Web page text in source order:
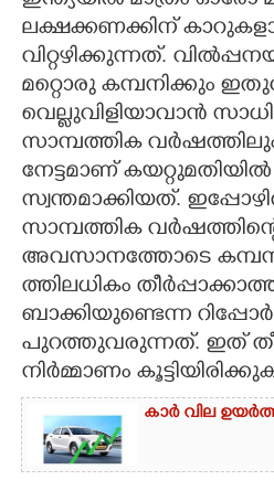
ZOOM
CONTACT US
ലക്ഷക്കണക്കിന്
വിറ്റഴിക്കുന്നത്.
മറ്റൊരു കമ്പനിക്കും
വെല്ലുവിളിയാവാൻ
സാമ്പത്തിക
നേട്ടമാണ്
സ്വന്തമാക്കിയത്.
സാമ്പത്തിക
അവസാനത്തോടെ
ത്തിലധികം
ബാക്കിയുണ്ടെന്ന
പുറത്തുവരുന്നത്. ഇത്
നിർമ്മാണം
കാർ വില